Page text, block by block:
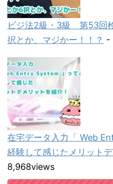
ビジ法2級・3級 第53回
択とか、マジかー！！？ -
在宅データ入力「 Web
経験して感じたメリット
8,968views